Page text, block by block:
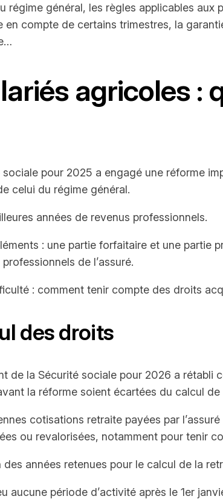
régime général, les règles applicables
en compte de certains trimestres, la
agricoles :
pour 2025 a engagé une réforme
celui du régime général.
années de revenus professionnels.
: une partie forfaitaire et une partie
de l’assuré.
: comment tenir compte des droits
des droits
de la Sécurité sociale pour 2026 a rétabli
la réforme soient écartées du calcul de
cotisations retraite payées par
ou revalorisées, notamment pour tenir
années retenues pour le calcul de la
aucune période d’activité après le 1er